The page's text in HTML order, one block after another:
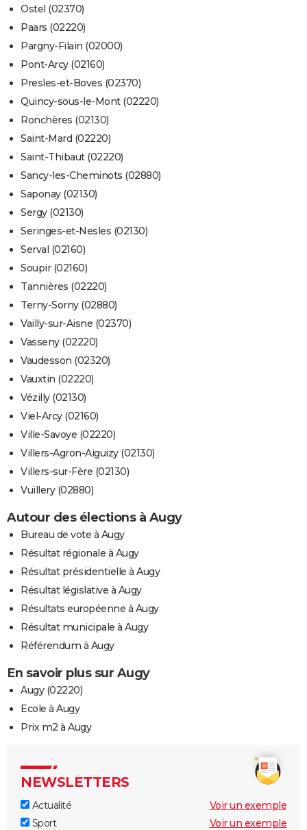
Ostel (02370)
Paars (02220)
Pargny-Filain (02000)
Pont-Arcy (02160)
Presles-et-Boves (02370)
Quincy-sous-le-Mont (02220)
Ronchères (02130)
Saint-Mard (02220)
Saint-Thibaut (02220)
Sancy-les-Cheminots (02880)
Saponay (02130)
Sergy (02130)
Seringes-et-Nesles (02130)
Serval (02160)
Soupir (02160)
Tannières (02220)
Terny-Sorny (02880)
Vailly-sur-Aisne (02370)
Vasseny (02220)
Vaudesson (02320)
Vauxtin (02220)
Vézilly (02130)
Viel-Arcy (02160)
Ville-Savoye (02220)
Villers-Agron-Aiguizy (02130)
Villers-sur-Fère (02130)
Vuillery (02880)
Autour des élections à Augy
Bureau de vote à Augy
Résultat régionale à Augy
Résultat présidentielle à Augy
Résultat législative à Augy
Résultats européenne à Augy
Résultat municipale à Augy
Référendum à Augy
En savoir plus sur Augy
Augy (02220)
Ecole à Augy
Prix m2 à Augy
NEWSLETTERS
Actualité
Voir un exemple
Sport
Voir un exemple